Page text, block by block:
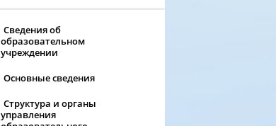
Сведения об
образовательном
учреждении
Основные сведения
Структура и органы
управления